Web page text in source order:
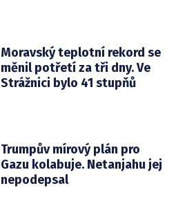
Moravský teplotní rekord se
měnil potřetí za tři dny. Ve
Strážnici bylo 41 stupňů
Trumpův mírový plán pro
Gazu kolabuje. Netanjahu jej
nepodepsal